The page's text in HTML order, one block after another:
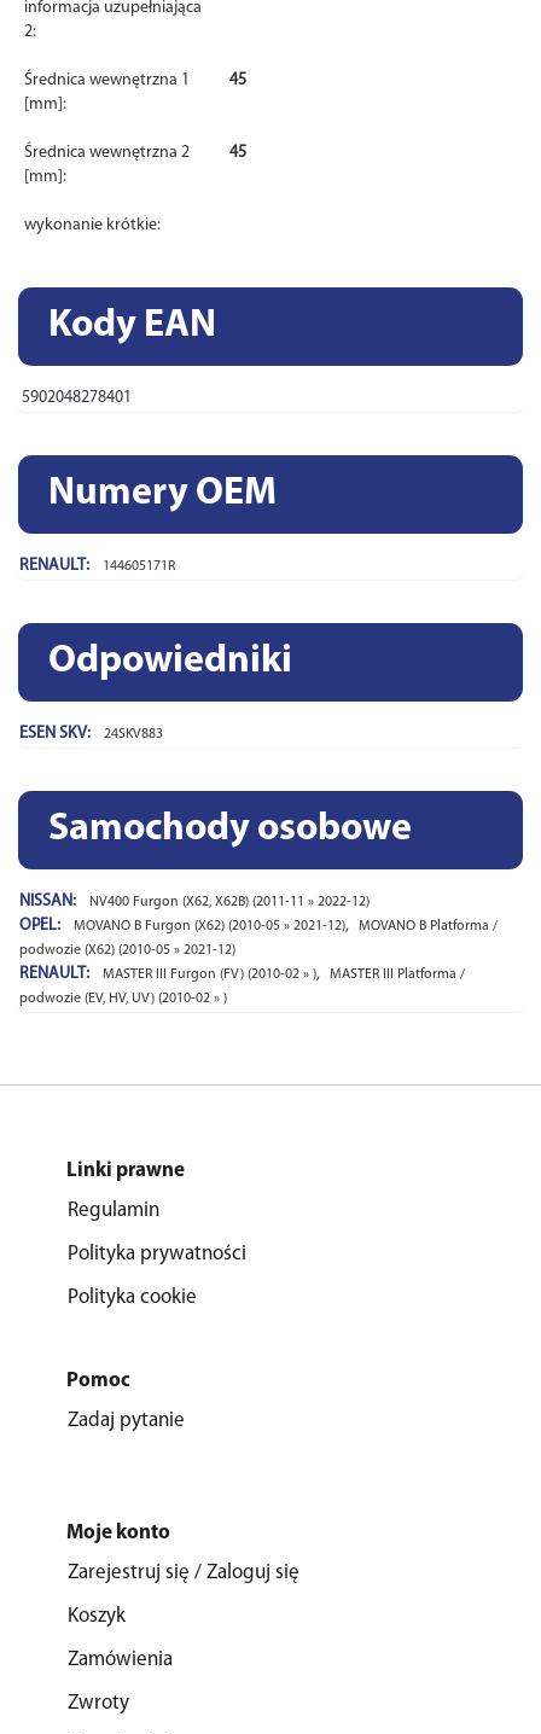
informacja uzupełniająca
2:
Średnica wewnętrzna 1
[mm]:
45
Średnica wewnętrzna 2
[mm]:
45
wykonanie krótkie:
Kody EAN
5902048278401
Numery OEM
RENAULT: 144605171R
Odpowiedniki
ESEN SKV: 24SKV883
Samochody osobowe
NISSAN: NV400 Furgon (X62, X62B) (2011-11 » 2022-12)
OPEL: MOVANO B Furgon (X62) (2010-05 » 2021-12),
MOVANO B Platforma /
podwozie (X62) (2010-05 » 2021-12)
RENAULT: MASTER III Furgon (FV) (2010-02 » ),
MASTER III Platforma /
podwozie (EV, HV, UV) (2010-02 » )
Linki prawne
Regulamin
Polityka prywatności
Polityka cookie
Pomoc
Zadaj pytanie
Moje konto
Zarejestruj się / Zaloguj się
Koszyk
Zamówienia
Zwroty